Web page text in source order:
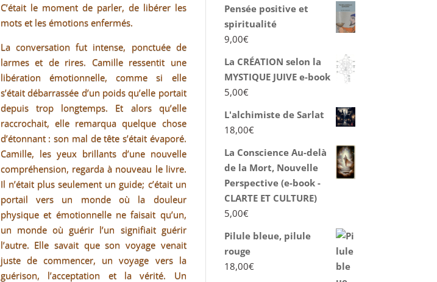
C’était le moment de parler, de libérer les
mots et les émotions enfermés.
La conversation fut intense, ponctuée de
larmes et de rires. Camille ressentit une
libération émotionnelle, comme si elle
s’était débarrassée d’un poids qu’elle portait
depuis trop longtemps. Et alors qu’elle
raccrochait, elle remarqua quelque chose
d’étonnant : son mal de tête s’était évaporé.
Camille, les yeux brillants d’une nouvelle
compréhension, regarda à nouveau le livre.
Il n’était plus seulement un guide; c’était un
portail vers un monde où la douleur
physique et émotionnelle ne faisait qu’un,
un monde où guérir l’un signifiait guérir
l’autre. Elle savait que son voyage venait
juste de commencer, un voyage vers la
guérison, l’acceptation et la vérité. Un
Pensée positive et
spiritualité
9,00€
La CRÉATION selon la
MYSTIQUE JUIVE e-book
5,00€
L'alchimiste de Sarlat
18,00€
La Conscience Au-delà
de la Mort, Nouvelle
Perspective (e-book -
CLARTE ET CULTURE)
5,00€
Pilule bleue, pilule
rouge
18,00€